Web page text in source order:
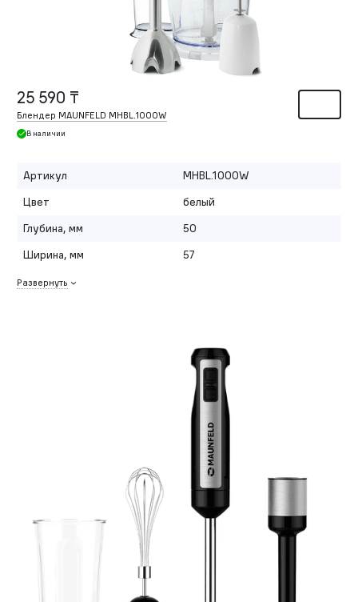
25 590 ₸
Блендер MAUNFELD MHBL.1000W
В наличии
Артикул
MHBL.1000W
Цвет
белый
Глубина, мм
50
Ширина, мм
57
Развернуть